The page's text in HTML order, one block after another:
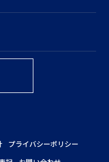
プライバシーポリシー